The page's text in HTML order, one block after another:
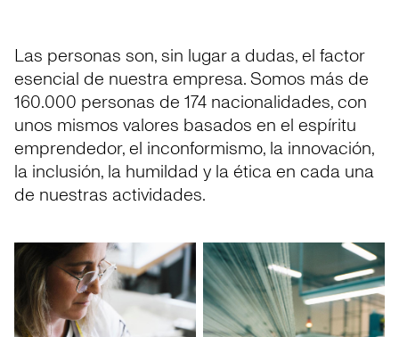
Las personas son, sin lugar a dudas, el factor
esencial de nuestra empresa. Somos más de
160.000 personas de 174 nacionalidades, con
unos mismos valores basados en el espíritu
emprendedor, el inconformismo, la innovación,
la inclusión, la humildad y la ética en cada una
de nuestras actividades.